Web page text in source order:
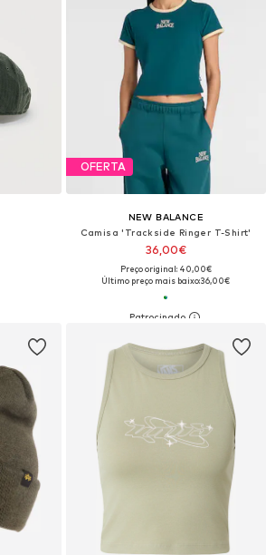
OFERTA
NEW BALANCE
Camisa 'Trackside Ringer T-Shirt'
36,00€
Preço original: 40,00€
Último preço mais baixo:36,00€